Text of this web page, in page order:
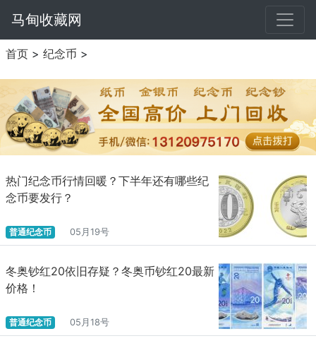
马甸收藏网
首页 > 纪念币 >
热门纪念币行情回暖？下半年还有哪些纪
念币要发行？
普通纪念币 05月19号
冬奥钞红20依旧存疑？冬奥币钞红20最新
价格！
普通纪念币 05月18号